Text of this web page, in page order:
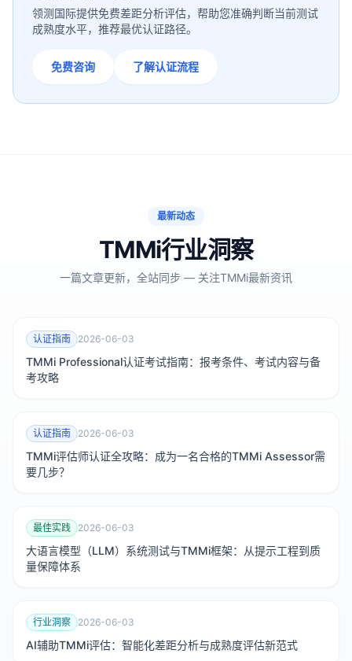
领测国际提供免费差距分析评估，帮助您准确判断当前测试
成熟度水平，推荐最优认证路径。
免费咨询 了解认证流程
最新动态
TMMi行业洞察
一篇文章更新，全站同步 — 关注TMMi最新资讯
认证指南 2026-06-03
TMMi Professional认证考试指南：报考条件、考试内容与备
考攻略
认证指南 2026-06-03
TMMi评估师认证全攻略：成为一名合格的TMMi Assessor需
要几步？
最佳实践 2026-06-03
大语言模型（LLM）系统测试与TMMi框架：从提示工程到质
量保障体系
行业洞察 2026-06-03
AI辅助TMMi评估：智能化差距分析与成熟度评估新范式